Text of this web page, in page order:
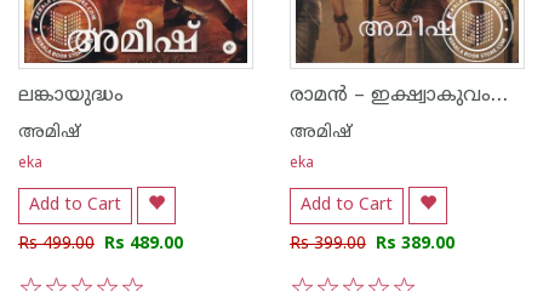
ലങ്കായുദ്ധം
അമിഷ്
eka
Add to Cart
Rs 499.00 Rs 489.00
രാമൻ – ഇക്ഷ്വാകുവംശത്തിൻെറ യുവരാജാവ്‌
അമിഷ്
eka
Add to Cart
Rs 399.00 Rs 389.00